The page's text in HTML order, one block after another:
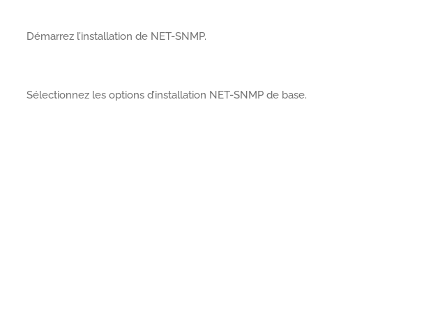
Démarrez l’installation de NET-SNMP.
Sélectionnez les options d’installation NET-SNMP de base.